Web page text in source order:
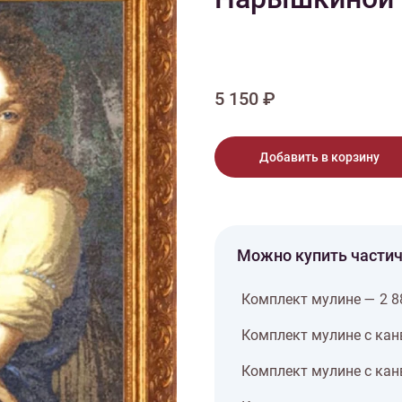
Натюрморт
Птицы
Шарф
5 150 ₽
Добавить в корзину
Можно купить
Комплект мулине — 2
Комплект мулине с
Комплект мулине с